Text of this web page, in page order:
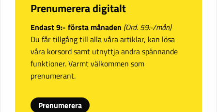
Prenumerera digitalt
Endast 9:- första månaden (Ord. 59:-/mån)
Du får tillgång till alla våra artiklar, kan lösa
våra korsord samt utnyttja andra spännande
funktioner. Varmt välkommen som
prenumerant.
Prenumerera